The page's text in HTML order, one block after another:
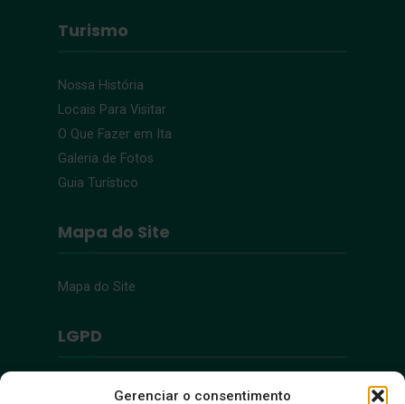
Gerenciar o consentimento
Turismo
Nossa História
Locais Para Visitar
O Que Fazer em Ita
Galeria de Fotos
Guia Turístico
Mapa do Site
Mapa do Site
LGPD
Política de Privacidade